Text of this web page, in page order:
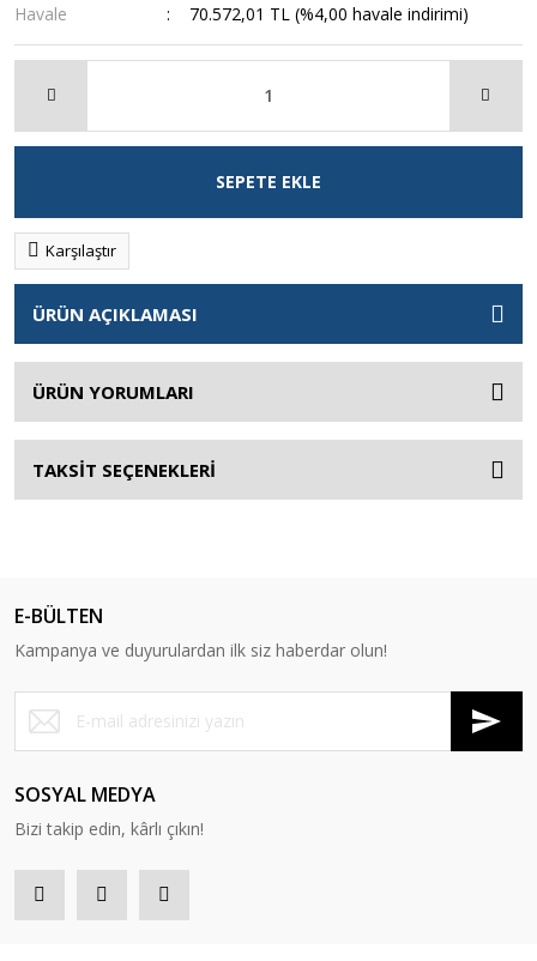
Havale
70.572,01 TL (%4,00 havale indirimi)
SEPETE EKLE
Karşılaştır
ÜRÜN AÇIKLAMASI
ÜRÜN YORUMLARI
TAKSİT SEÇENEKLERİ
E-BÜLTEN
Kampanya ve duyurulardan ilk siz haberdar olun!
SOSYAL MEDYA
Bizi takip edin, kârlı çıkın!